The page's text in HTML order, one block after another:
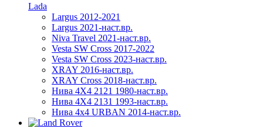
Lada
Largus 2012-2021
Largus 2021-наст.вр.
Niva Travel 2021-наст.вр.
Vesta SW Cross 2017-2022
Vesta SW Cross 2023-наст.вр.
XRAY 2016-наст.вр.
XRAY Cross 2018-наст.вр.
Нива 4X4 2121 1980-наст.вр.
Нива 4X4 2131 1993-наст.вр.
Нива 4х4 URBAN 2014-наст.вр.